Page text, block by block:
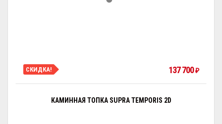
СКИДКА! 137 700 ₽
КАМИННАЯ ТОПКА SUPRA TEMPORIS 2D